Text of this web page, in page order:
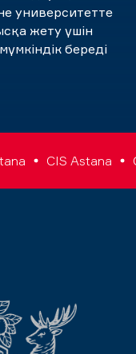
университетте
жету үшін
береді
CIS Astana